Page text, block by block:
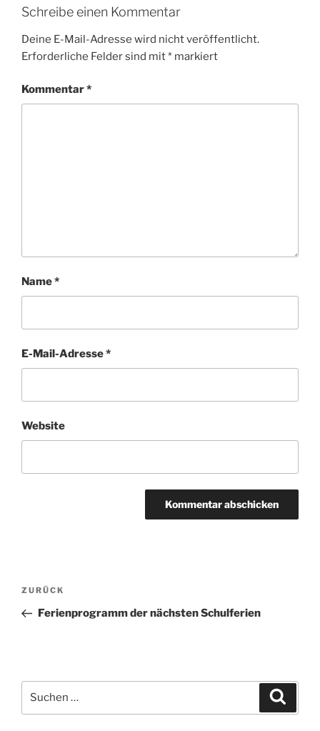
Schreibe einen Kommentar
Deine E-Mail-Adresse wird nicht veröffentlicht.
Erforderliche Felder sind mit* markiert
Kommentar*
Name*
E-Mail-Adresse*
Website
Beitragsnavigation
Vorheriger
Beitrag
ZURÜCK
Ferienprogramm der nächsten Schulferien
nach: